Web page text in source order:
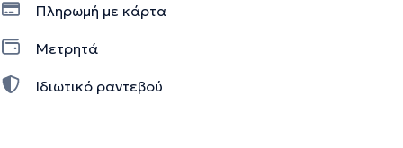
Πληρωμή με κάρτα
Μετρητά
Ιδιωτικό ραντεβού